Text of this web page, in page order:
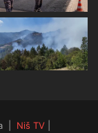
| Niš TV|